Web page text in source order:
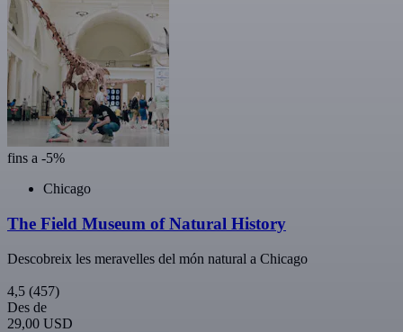
fins a -5%
Chicago
The Field Museum of Natural History
Descobreix les meravelles del món natural a Chicago
4,5 (457)
Des de
29,00 USD